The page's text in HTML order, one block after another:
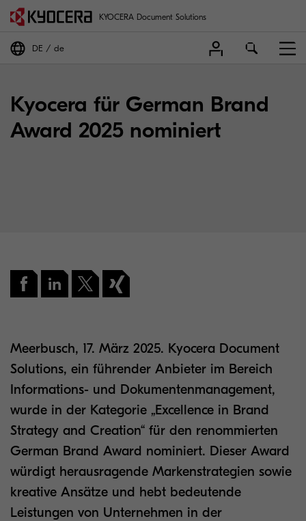
KYOCERA Document Solutions
DE de
Kyocera für German Brand
Award 2025 nominiert
Meerbusch, 17. März 2025. Kyocera Document
Solutions, ein führender Anbieter im Bereich
Informations- und Dokumentenmanagement,
wurde in der Kategorie „Excellence in Brand
Strategy and Creation“ für den renommierten
German Brand Award nominiert. Dieser Award
würdigt herausragende Markenstrategien sowie
kreative Ansätze und hebt bedeutende
Leistungen von Unternehmen in der